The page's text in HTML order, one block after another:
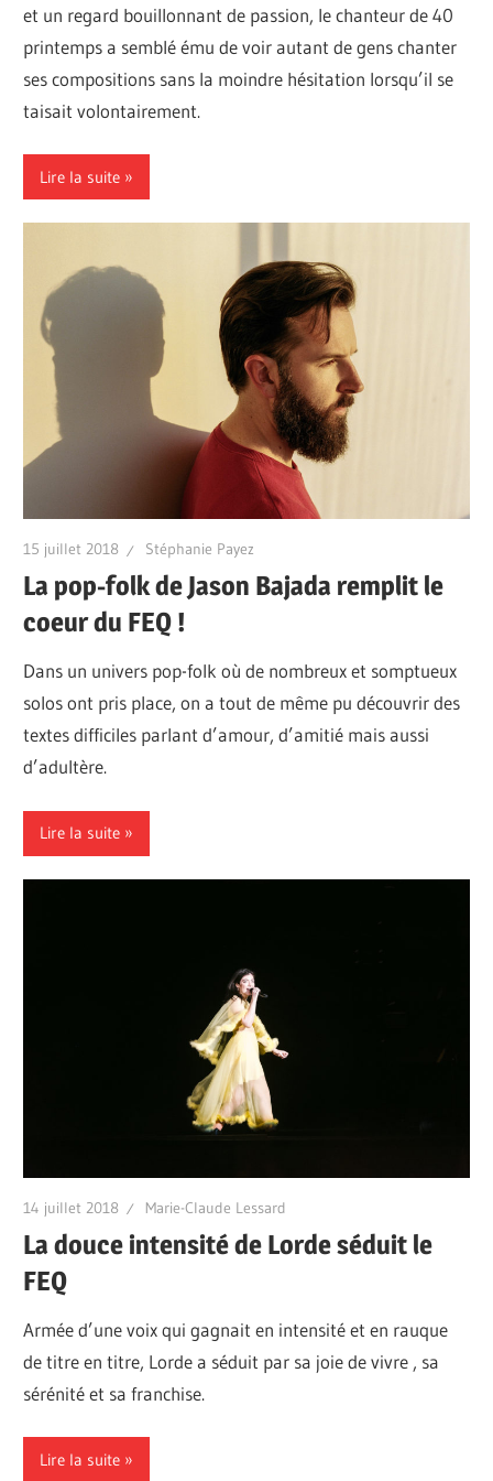
et un regard bouillonnant de passion, le chanteur de 40
printemps a semblé ému de voir autant de gens chanter
ses compositions sans la moindre hésitation lorsqu’il se
taisait volontairement.
Lire la suite
15 juillet 2018 Stéphanie Payez
La pop-folk de Jason Bajada remplit le
coeur du FEQ !
Dans un univers pop-folk où de nombreux et somptueux
solos ont pris place, on a tout de même pu découvrir des
textes difficiles parlant d’amour, d’amitié mais aussi
d’adultère.
Lire la suite
14 juillet 2018 Marie-Claude Lessard
La douce intensité de Lorde séduit le
FEQ
Armée d’une voix qui gagnait en intensité et en rauque
de titre en titre, Lorde a séduit par sa joie de vivre , sa
sérénité et sa franchise.
Lire la suite